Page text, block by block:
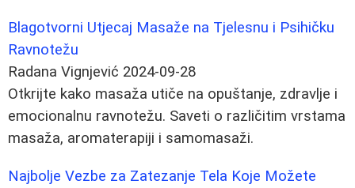
Blagotvorni Utjecaj Masaže na Tjelesnu i Psihičku
Ravnotežu
Radana Vignjević 2024-09-28
Otkrijte kako masaža utiče na opuštanje, zdravlje i
emocionalnu ravnotežu. Saveti o različitim vrstama
masaža, aromaterapiji i samomasaži.
Najbolje Vezbe za Zatezanje Tela Koje Možete